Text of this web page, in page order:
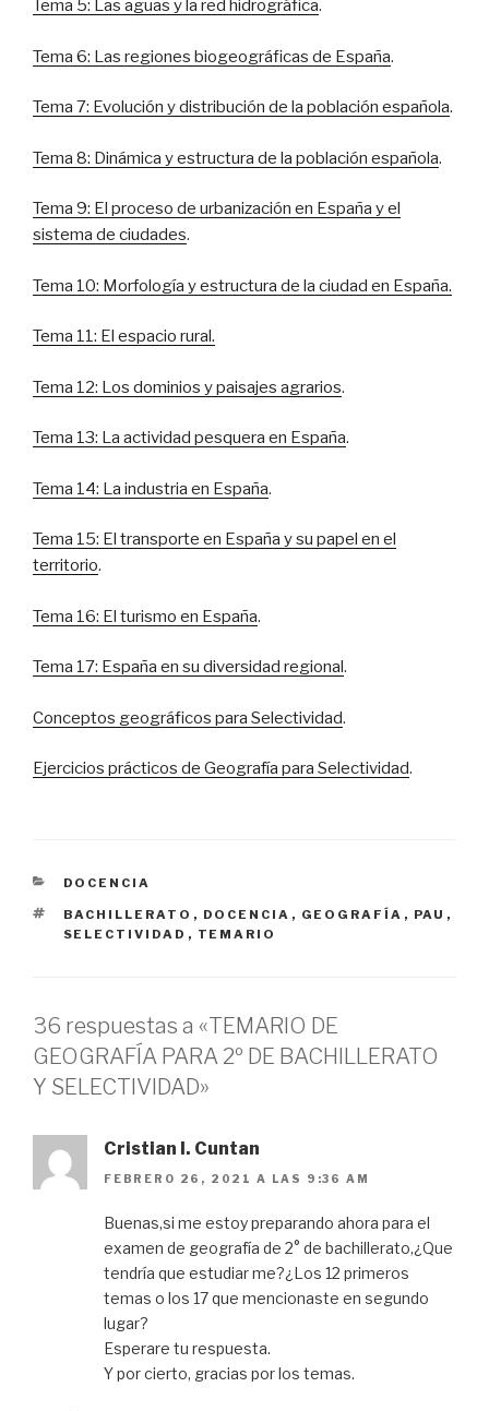
Tema 5: Las aguas y la red hidrográfica.
Tema 6: Las regiones biogeográficas de España.
Tema 7: Evolución y distribución de la población española.
Tema 8: Dinámica y estructura de la población española.
Tema 9: El proceso de urbanización en España y el
sistema de ciudades.
Tema 10: Morfología y estructura de la ciudad en España.
Tema 11: El espacio rural.
Tema 12: Los dominios y paisajes agrarios.
Tema 13: La actividad pesquera en España.
Tema 14: La industria en España.
Tema 15: El transporte en España y su papel en el
territorio.
Tema 16: El turismo en España.
Tema 17: España en su diversidad regional.
Conceptos geográficos para Selectividad.
Ejercicios prácticos de Geografía para Selectividad.
CATEGORÍAS
DOCENCIA
ETIQUETAS
BACHILLERATO , DOCENCIA , GEOGRAFÍA , PAU ,
SELECTIVIDAD , TEMARIO
36 respuestas a «TEMARIO DE
GEOGRAFÍA PARA 2º DE BACHILLERATO
Y SELECTIVIDAD»
Cristian I. Cuntan
FEBRERO 26, 2021 A LAS 9:36 AM
Buenas,si me estoy preparando ahora para el
examen de geografía de 2° de bachillerato,¿Que
tendría que estudiar me?¿Los 12 primeros
temas o los 17 que mencionaste en segundo
lugar?
Esperare tu respuesta.
Y por cierto, gracias por los temas.